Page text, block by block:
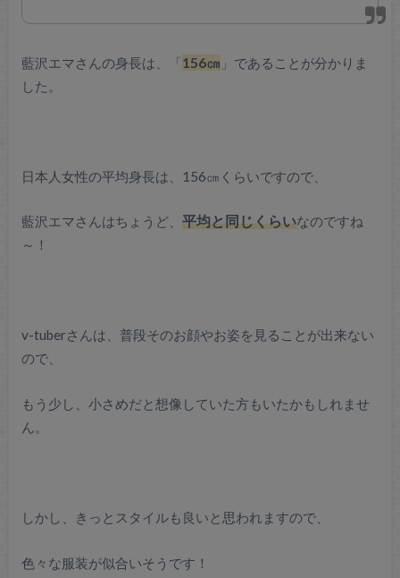
藍沢エマさんの身長は、「156㎝ 」であることが分かりま
した。
日本人女性の平均身長は、156㎝くらいですので、
藍沢エマさんはちょうど、 平均と同じくらいなのですね
～！
v-tuberさんは、普段そのお顔やお姿を見ることが出来ない
ので、
もう少し、小さめだと想像していた方もいたかもしれませ
ん。
しかし、きっとスタイルも良いと思われますので、
色々な服装が似合いそうです！